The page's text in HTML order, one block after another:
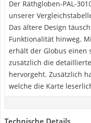
Der Räthgloben-PAL-
unserer
Das ältere Design
Funktionalität hinweg.
erhält der Globus einen
zusätzlich die
hervorgeht. Zusätzlich
welche die Karte
Technische Details